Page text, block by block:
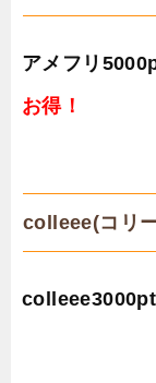
アメフリ
お得！
colleee(コリ